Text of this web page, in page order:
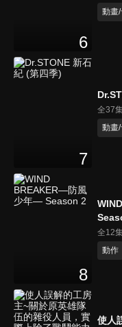
6
動畫
7
全37
動畫
8
全12
動作
使人